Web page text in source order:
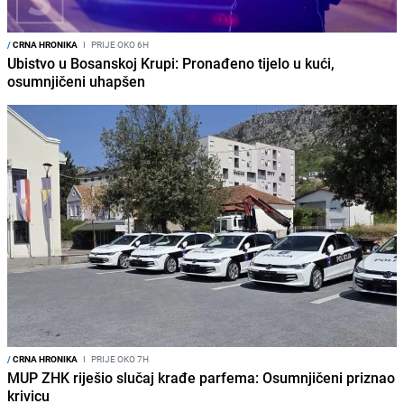
/CRNA HRONIKA I PRIJE OKO 6H
Ubistvo u Bosanskoj Krupi: Pronađeno tijelo u kući,
osumnjičeni uhapšen
/CRNA HRONIKA I PRIJE OKO 7H
MUP ZHK riješio slučaj krađe parfema: Osumnjičeni priznao
krivicu